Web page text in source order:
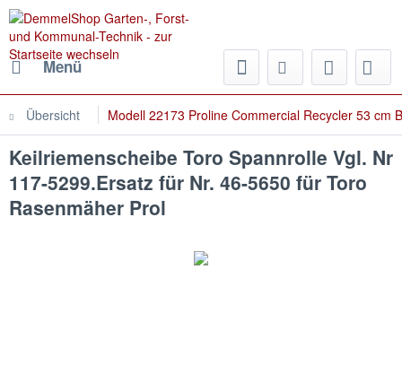
Menü
Übersicht Modell 22173 Proline Commercial Recycler 53 cm
Keilriemenscheibe Toro Spannrolle Vgl. Nr
117-5299.Ersatz für Nr. 46-5650 für Toro
Rasenmäher Prol